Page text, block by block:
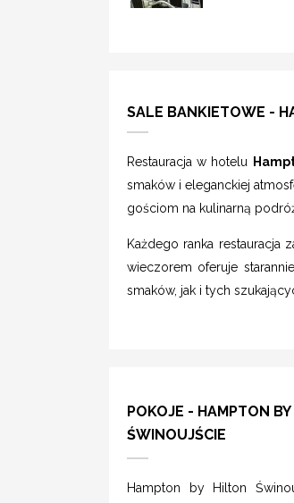
SALE BANKIETOWE -
Restauracja w hotelu
smaków i eleganckiej
gościom na kulinarną
Każdego ranka restauracja
wieczorem oferuje
smaków, jak i tych
POKOJE - HAMPTON
ŚWINOUJŚCIE
Hampton by Hilton